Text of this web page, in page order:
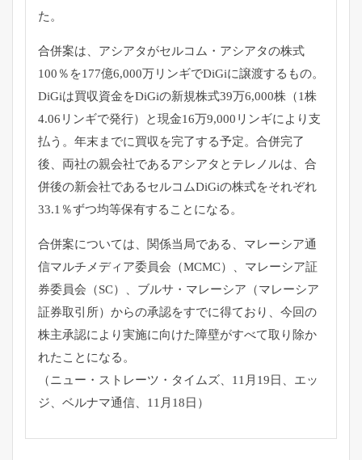
た。
合併案は、アシアタがセルコム・アシアタの株式
100％ を177億6,000万リンギでDiGiに譲渡するもの。
DiGiは買収資金をDiGiの新規株式39万6,000株（1株
4.06リンギで発行）と現金16万9,000リンギにより支
払う。年末までに買収を完了する予定。 合併完了
後、両社の親会社であるアシアタとテレノルは、 合
併後の新会社であるセルコムDiGiの株式をそれぞれ
33.1％ずつ均等保有することになる。
合併案については、関係当局である、 マレーシア通
信マルチメディア委員会（MCMC）、 マレーシア証
券委員会（SC）、ブルサ・マレーシア（マレーシア
証券取引所）からの承認をすでに得ており、 今回の
株主承認により実施に向けた障壁がすべて取り除か
れたこと になる。
（ニュー・ストレーツ・タイムズ、11月19日、エッ
ジ、 ベルナマ通信、11月18日）